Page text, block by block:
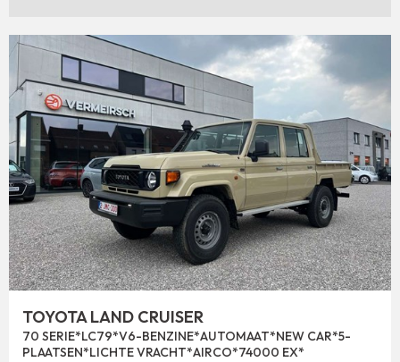
TOYOTA LAND CRUISER
70 SERIE*LC79*V6-BENZINE*AUTOMAAT*NEW CAR*5-
PLAATSEN*LICHTE VRACHT*AIRCO*74000 EX*